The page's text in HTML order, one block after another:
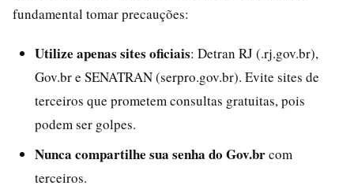
fundamental tomar precauções:
Utilize apenas sites oficiais: Detran RJ (.rj.gov.br),
Gov.br e SENATRAN (serpro.gov.br). Evite sites de
terceiros que prometem consultas gratuitas, pois
podem ser golpes.
Nunca compartilhe sua senha do Gov.brcom
terceiros.